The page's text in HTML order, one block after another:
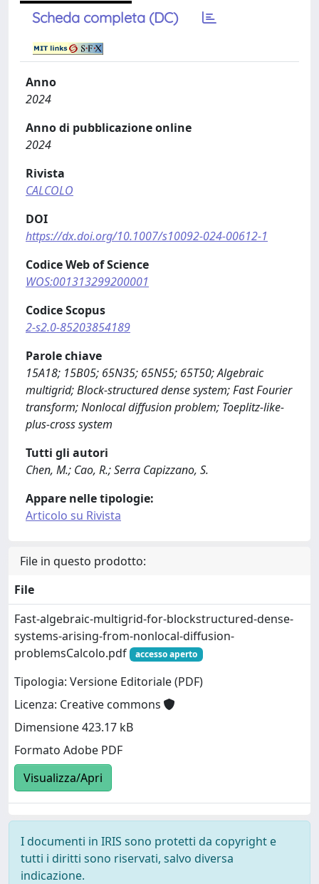
Scheda completa (DC)
Anno
2024
Anno di pubblicazione online
2024
Rivista
CALCOLO
DOI
https://dx.doi.org/10.1007/s10092-024-00612-1
Codice Web of Science
WOS:001313299200001
Codice Scopus
2-s2.0-85203854189
Parole chiave
15A18; 15B05; 65N35; 65N55; 65T50; Algebraic
multigrid; Block-structured dense system; Fast Fourier
transform; Nonlocal diffusion problem; Toeplitz-like-
plus-cross system
Tutti gli autori
Chen, M.; Cao, R.; Serra Capizzano, S.
Appare nelle tipologie:
Articolo su Rivista
File in questo prodotto:
File
Fast-algebraic-multigrid-for-blockstructured-dense-
systems-arising-from-nonlocal-diffusion-
problemsCalcolo.pdf
accesso aperto
Tipologia: Versione Editoriale (PDF)
Licenza: Creative commons
Dimensione 423.17 kB
Formato Adobe PDF
Visualizza/Apri
I documenti in IRIS sono protetti da copyright e
tutti i diritti sono riservati, salvo diversa
indicazione.